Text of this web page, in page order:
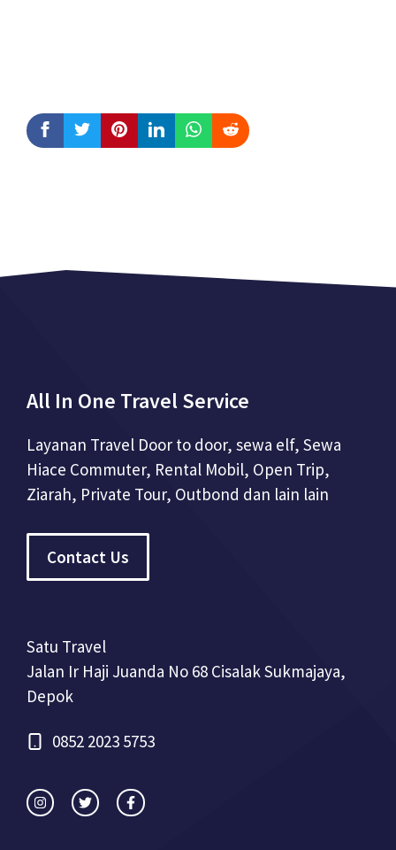
All In One Travel Service
Layanan Travel Door to door, sewa elf, Sewa
Hiace Commuter, Rental Mobil, Open Trip,
Ziarah, Private Tour, Outbond dan lain lain
Contact Us
Satu Travel
Jalan Ir Haji Juanda No 68 Cisalak Sukmajaya,
Depok
0852 2023 5753